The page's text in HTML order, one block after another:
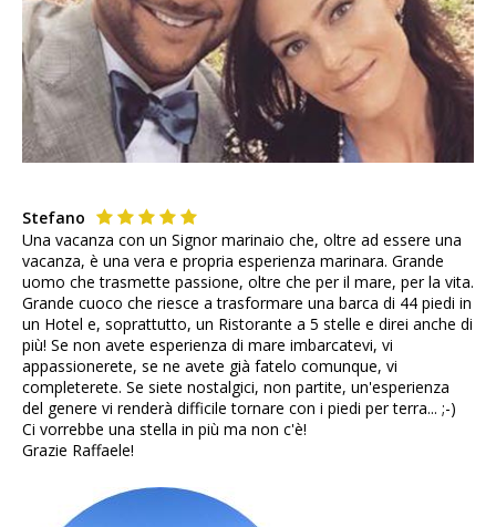
Stefano
Una vacanza con un Signor marinaio che, oltre ad essere una
vacanza, è una vera e propria esperienza marinara. Grande
uomo che trasmette passione, oltre che per il mare, per la vita.
Grande cuoco che riesce a trasformare una barca di 44 piedi in
un Hotel e, soprattutto, un Ristorante a 5 stelle e direi anche di
più! Se non avete esperienza di mare imbarcatevi, vi
appassionerete, se ne avete già fatelo comunque, vi
completerete. Se siete nostalgici, non partite, un'esperienza
del genere vi renderà difficile tornare con i piedi per terra... ;-)
Ci vorrebbe una stella in più ma non c'è!
Grazie Raffaele!